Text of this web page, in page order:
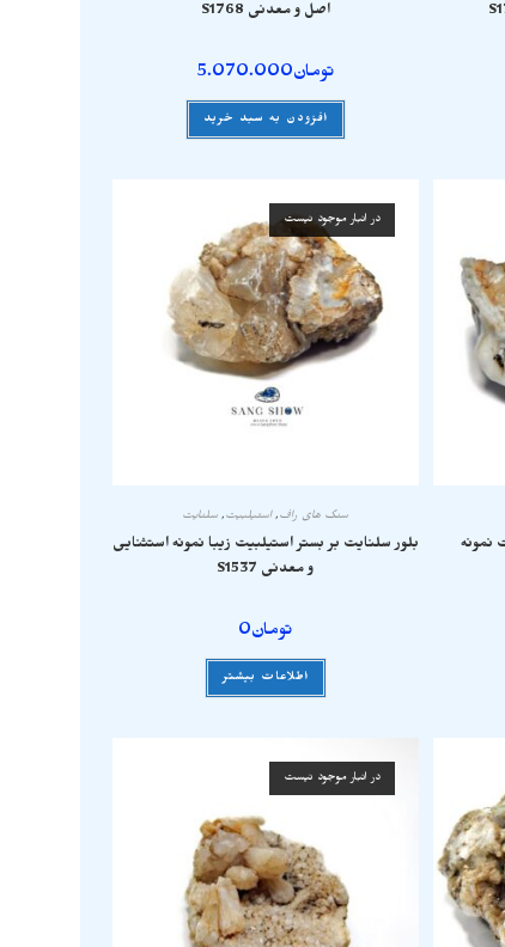
اصل و معدنی S1768
تومان5.070.000
افزودن به سبد خرید
نمونه
در انبار موجود نیست
سنگ های راف,استیلبیت, سلنایت
بلور سلنایت بر بستر استیلبیت زیبا نمونه استثنایی
و معدنی S1537
تومان0
اطلاعات بیشتر
در انبار موجود نیست